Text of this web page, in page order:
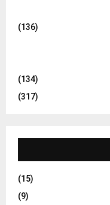
(136)
(134)
(317)
(15)
(9)